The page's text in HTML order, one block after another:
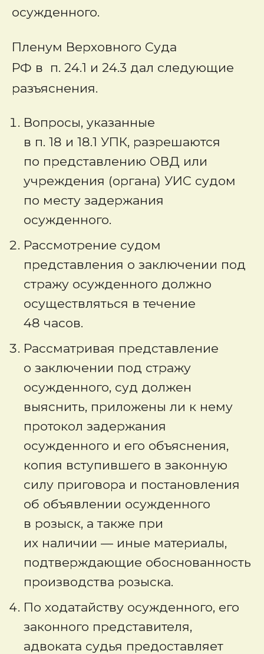
осужденного.
Пленум Верховного Суда
РФ в п. 24.1 и 24.3 дал следующие
разъяснения.
Вопросы, указанные
в п. 18 и 18.1 УПК, разрешаются
по представлению ОВД или
учреждения (органа) УИС судом
по месту задержания
осужденного.
Рассмотрение судом
представления о заключении под
стражу осужденного должно
осуществляться в течение
48 часов.
Рассматривая представление
о заключении под стражу
осужденного, суд должен
выяснить, приложены ли к нему
протокол задержания
осужденного и его объяснения,
копия вступившего в законную
силу приговора и постановления
об объявлении осужденного
в розыск, а также при
их наличии — иные материалы,
подтверждающие обоснованность
производства розыска.
По ходатайству осужденного, его
законного представителя,
адвоката судья предоставляет